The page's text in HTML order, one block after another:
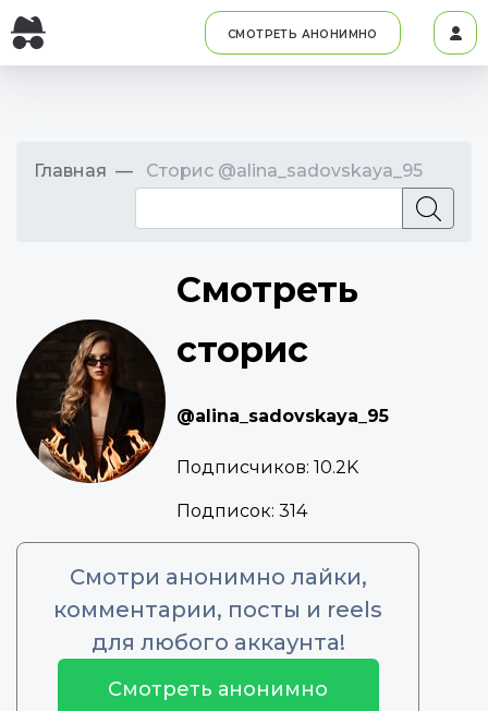
СМОТРЕТЬ АНОНИМНО
Главная Сторис @alina_sadovskaya_95
Смотреть
сторис
@alina_sadovskaya_95
Подписчиков: 10.2K
Подписок: 314
Смотри анонимно лайки,
комментарии, посты и reels
для любого аккаунта!
Смотреть анонимно